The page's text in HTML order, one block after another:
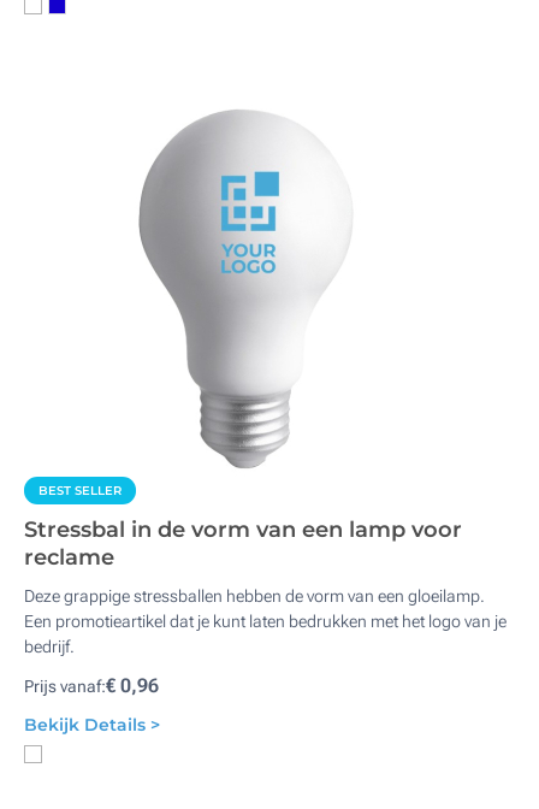
BEST SELLER
Stressbal in de vorm van een lamp voor
reclame
Deze grappige stressballen hebben de vorm van een gloeilamp.
Een promotieartikel dat je kunt laten bedrukken met het logo van je
bedrijf.
Prijs vanaf:€ 0,96
Bekijk Details >